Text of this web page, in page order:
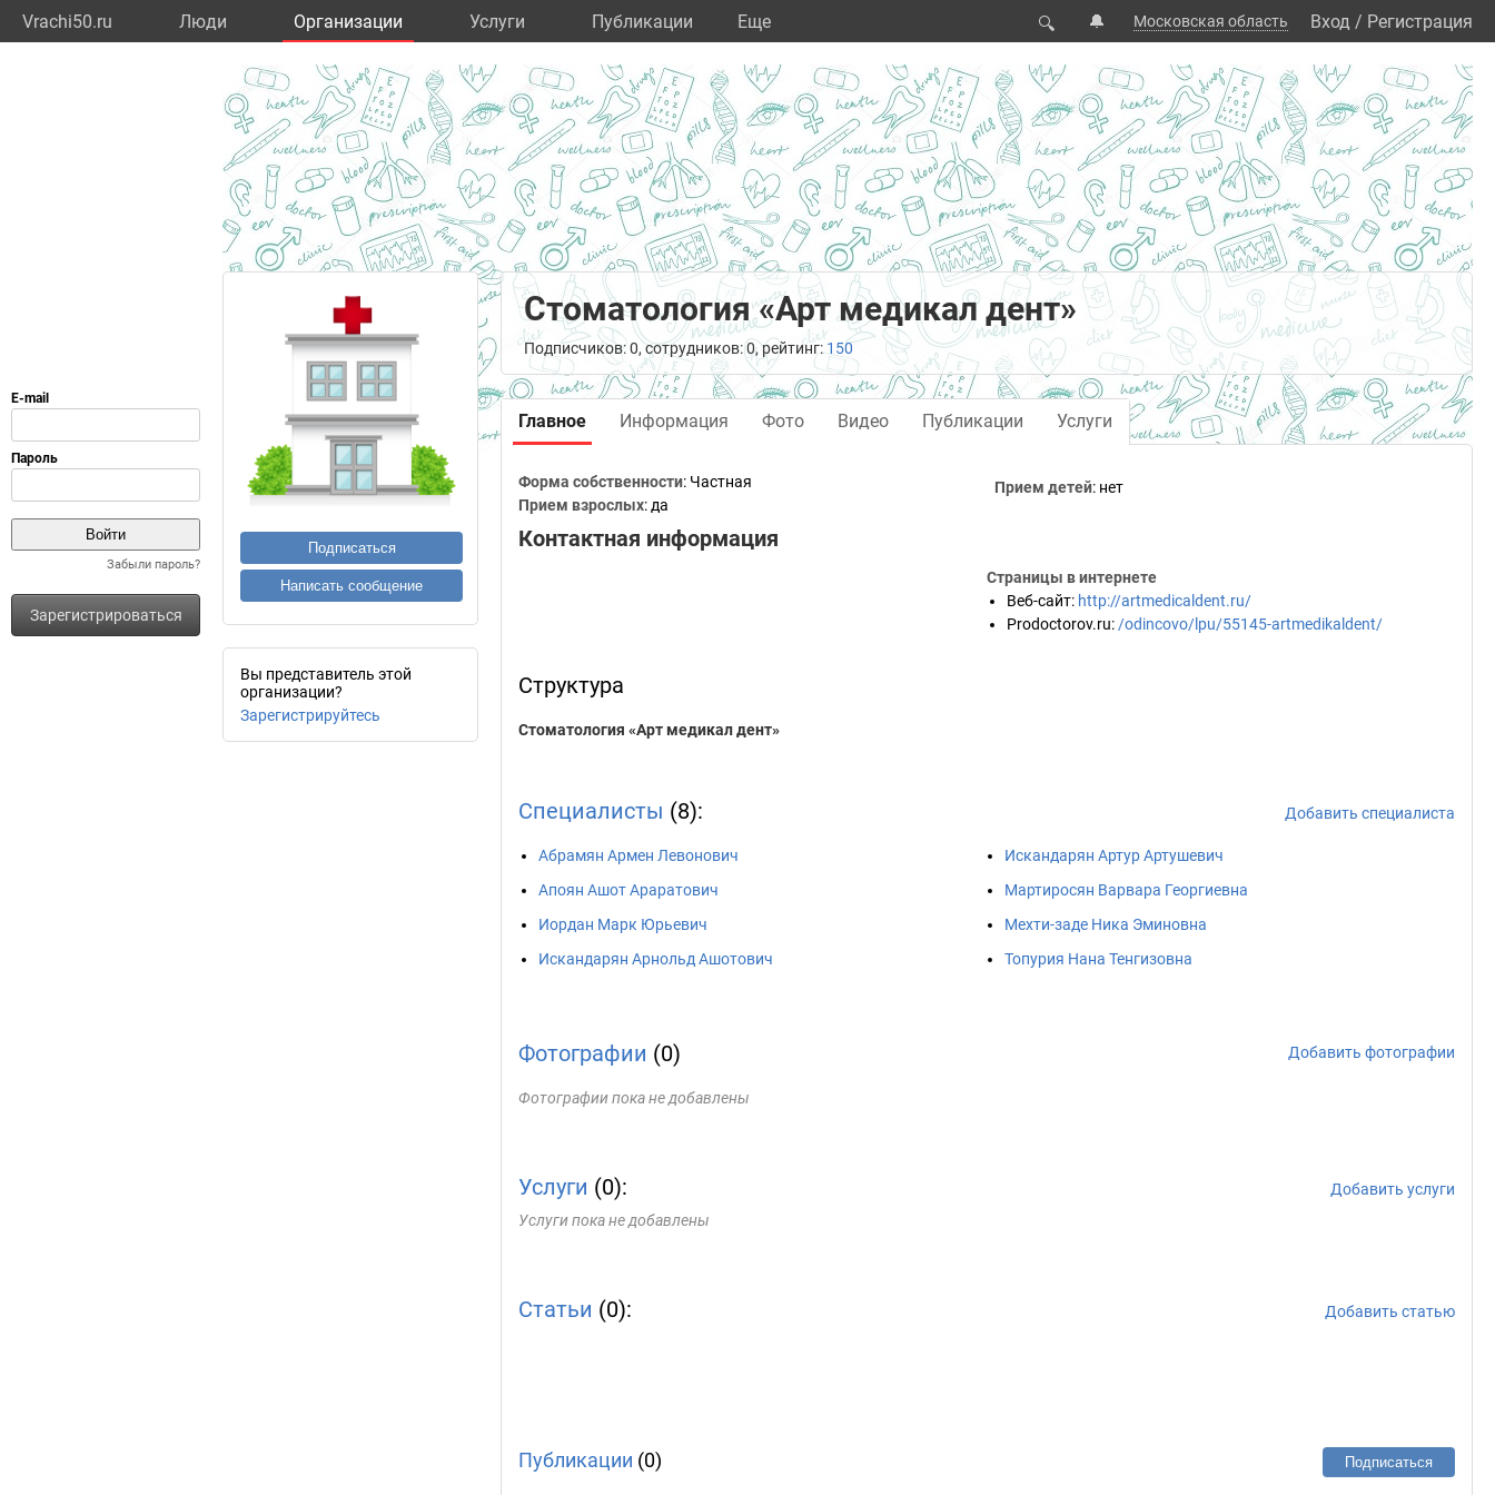
Vrachi50.ru Люди Организации Услуги Публикации Eще 🔍 🔔 Московская область Вход / Регистрация
Забыли пароль?
Зарегистрироваться
Подписаться
Написать сообщение
Вы представитель этой
организации?
Зарегистрируйтесь
Стоматология «Арт медикал дент»
Подписчиков: 0, сотрудников: 0, рейтинг: 150
Главное Информация Фото Видео Публикации Услуги
Форма собственности: Частная
Прием взрослых: да
Прием детей: нет
Контактная информация
Страницы в интернете
Веб-сайт: http://artmedicaldent.ru/
Prodoctorov.ru: /odincovo/lpu/55145-artmedikaldent/
Структура
Стоматология «Арт медикал дент»
Специалисты (8): Добавить специалиста
Абрамян Армен Левонович
Апоян Ашот Араратович
Иордан Марк Юрьевич
Искандарян Арнольд Ашотович
Искандарян Артур Артушевич
Мартиросян Варвара Георгиевна
Мехти-заде Ника Эминовна
Топурия Нана Тенгизовна
Фотографии (0) Добавить фотографии
Фотографии пока не добавлены
Услуги (0):
Добавить услуги
Услуги пока не добавлены
Статьи (0): Добавить статью
Публикации (0) Подписаться